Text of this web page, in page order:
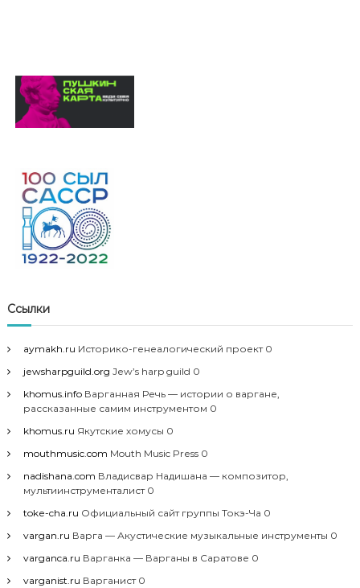
Ссылки
aymakh.ru Историко-генеалогический проект 0
jewsharpguild.org Jew’s harp guild 0
khomus.infoВарганная Речь — истории о варгане,
рассказанные самим инструментом 0
khomus.ru Якутские хомусы 0
mouthmusic.com Mouth Music Press 0
nadishana.com Владисвар Надишана — композитор,
мультиинструменталист 0
toke-cha.ru Официальный сайт группы Токэ-Ча 0
vargan.ru Варга — Акустические музыкальные инструменты 0
varganca.ru Варганка — Варганы в Саратове 0
varganist.ru Варганист 0